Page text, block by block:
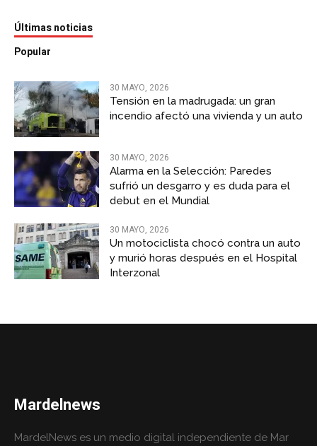
Últimas noticias
Popular
30 MAYO, 2026
Tensión en la madrugada: un gran
incendio afectó una vivienda y un auto
30 MAYO, 2026
Alarma en la Selección: Paredes
sufrió un desgarro y es duda para el
debut en el Mundial
30 MAYO, 2026
Un motociclista chocó contra un auto
y murió horas después en el Hospital
Interzonal
Mardelnews
MardelNews es un medio digital independiente de Mar